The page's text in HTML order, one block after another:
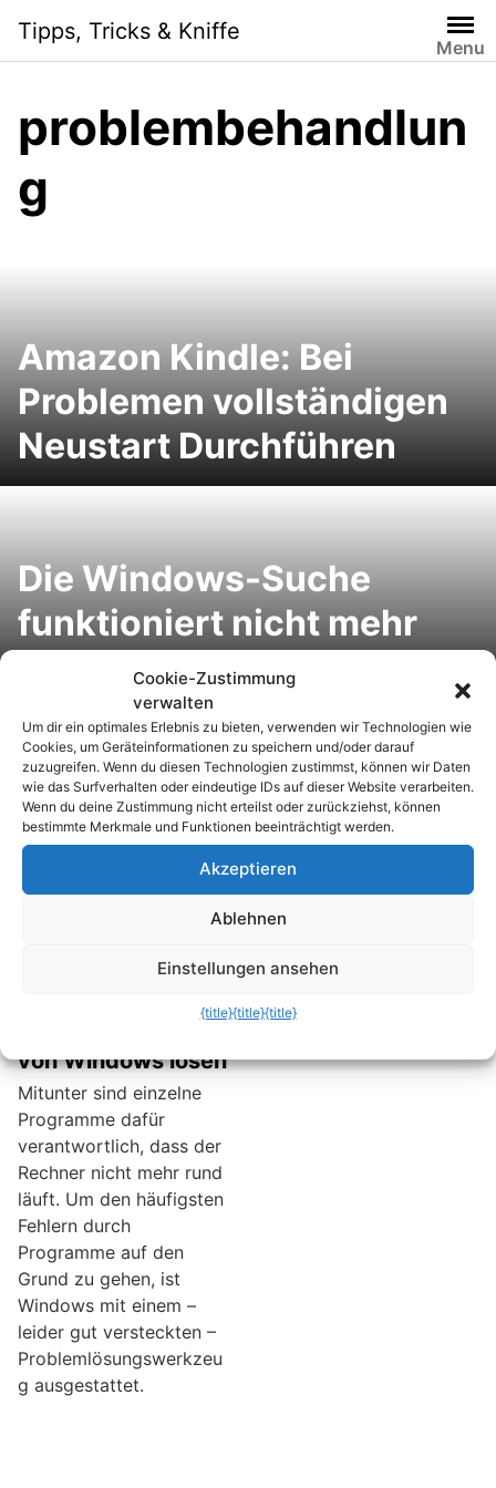
i
Tipps, Tricks & Kniffe
Menu
problembehandlun
g
Amazon Kindle: Bei
Problemen vollständigen
Neustart Durchführen
Die Windows-Suche
funktioniert nicht mehr
(richtig)?
Windows 8.1
Startoptionen:
Abgesicherter Modus,
Reparaturmodus und
weitere Startoptionen
aktivieren
von Windows lösen
Mitunter sind einzelne
Programme dafür
verantwortlich, dass der
Rechner nicht mehr rund
läuft. Um den häufigsten
Fehlern durch
Programme auf den
Grund zu gehen, ist
Windows mit einem –
leider gut versteckten –
Problemlösungswerkzeu
g ausgestattet.
Cookie-Zustimmung
verwalten
Um dir ein optimales Erlebnis zu bieten, verwenden wir Technologien wie
Cookies, um Geräteinformationen zu speichern und/oder darauf
zuzugreifen. Wenn du diesen Technologien zustimmst, können wir Daten
wie das Surfverhalten oder eindeutige IDs auf dieser Website verarbeiten.
Wenn du deine Zustimmung nicht erteilst oder zurückziehst, können
bestimmte Merkmale und Funktionen beeinträchtigt werden.
Akzeptieren
Ablehnen
Einstellungen ansehen
{title}{title}{title}